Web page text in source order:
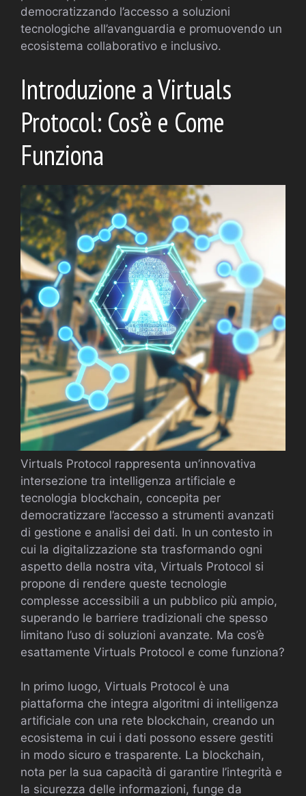
democratizzando l’accesso a soluzioni
tecnologiche all’avanguardia e promuovendo un
ecosistema collaborativo e inclusivo.
Introduzione a Virtuals
Protocol: Cos’è e Come
Funziona
Virtuals Protocol rappresenta un’innovativa
intersezione tra intelligenza artificiale e
tecnologia blockchain, concepita per
democratizzare l’accesso a strumenti avanzati
di gestione e analisi dei dati. In un contesto in
cui la digitalizzazione sta trasformando ogni
aspetto della nostra vita, Virtuals Protocol si
propone di rendere queste tecnologie
complesse accessibili a un pubblico più ampio,
superando le barriere tradizionali che spesso
limitano l’uso di soluzioni avanzate. Ma cos’è
esattamente Virtuals Protocol e come funziona?
In primo luogo, Virtuals Protocol è una
piattaforma che integra algoritmi di intelligenza
artificiale con una rete blockchain, creando un
ecosistema in cui i dati possono essere gestiti
in modo sicuro e trasparente. La blockchain,
nota per la sua capacità di garantire l’integrità e
la sicurezza delle informazioni, funge da